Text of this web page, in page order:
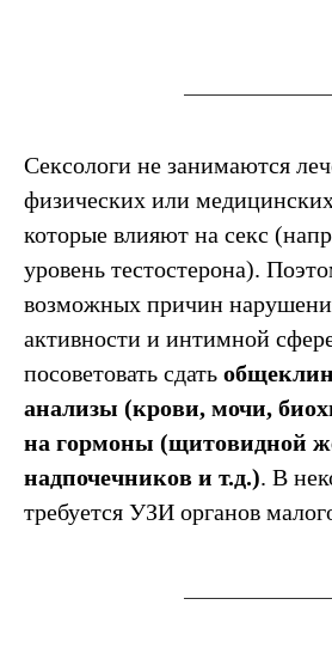
Сексологи не занимаются
физических или
которые влияют на секс
уровень тестостерона).
возможных причин
активности и интимной
посоветовать сдать
анализы (крови, мочи,
на гормоны (щитовидной
надпочечников и т.д.). В
требуется УЗИ органов